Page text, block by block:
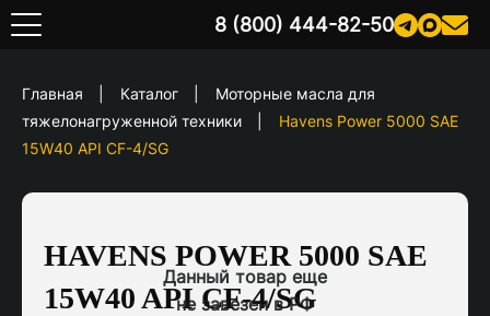
8 (800) 444-82-50
Главная Каталог
Моторные масла для
тяжелонагруженной техники
Havens Power 5000 SAE
15W40 API CF-4/SG
HAVENS POWER 5000 SAE
15W40 API CF-4/SG
Данный товар еще
не завезен в РФ